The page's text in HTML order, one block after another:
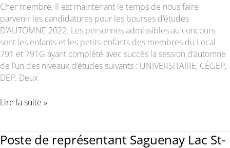
Cher membre, Il est maintenant le temps de nous faire
parvenir les candidatures pour les bourses d’études
D’AUTOMNE 2022. Les personnes admissibles au concours
sont les enfants et les petits-enfants des membres du Local
791 et 791G ayant complété avec succès la session d’automne
de l’un des niveaux d’études suivants : UNIVERSITAIRE, CÉGEP,
DEP. Deux
INSCRIPTIONS
AUTOMNE
Lire la suite »
Poste de représentant Saguenay Lac St-